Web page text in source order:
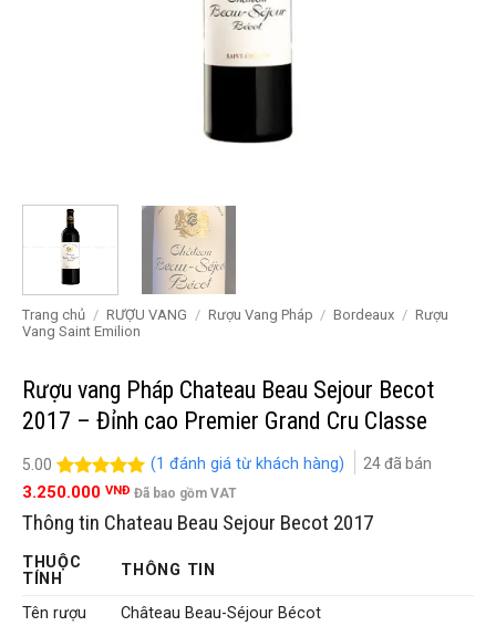
Trang chủ / RƯỢU VANG / Rượu Vang Pháp / Bordeaux / Rượu
Vang Saint Emilion
Rượu vang Pháp Chateau Beau Sejour Becot
2017 – Đỉnh cao Premier Grand Cru Classe
5.00
5.00trên 5
1
(1 đánh giá từ khách hàng) 24đã bán
3.250.000 VNĐ Đã bao gồm VAT
Thông tin Chateau Beau Sejour Becot 2017
THUỘC
TÍNH
THÔNG TIN
Tên rượu
Château Beau-Séjour Bécot